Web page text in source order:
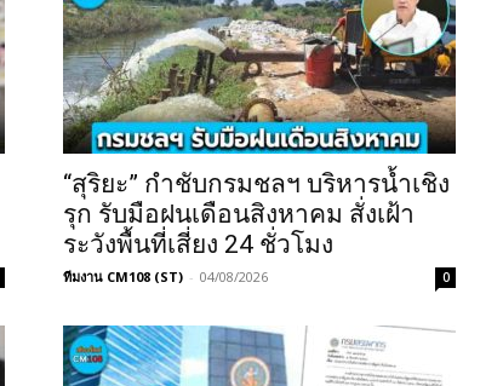
“สุริยะ” กำชับกรมชลฯ บริหารน้ำเชิง
รุก รับมือฝนเดือนสิงหาคม สั่งเฝ้า
ระวังพื้นที่เสี่ยง 24 ชั่วโมง
ทีมงาน CM108 (ST) - 04/08/2026 0